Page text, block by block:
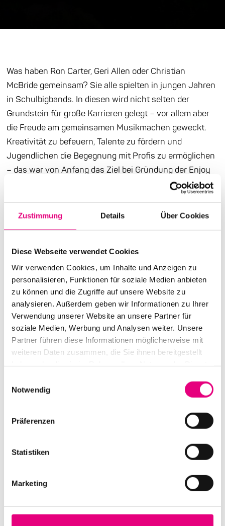
Zustimmung Details Über Cookies
Diese Webseite verwendet Cookies
Wir verwenden Cookies, um Inhalte und Anzeigen zu
personalisieren, Funktionen für soziale Medien anbieten
zu können und die Zugriffe auf unsere Website zu
analysieren. Außerdem geben wir Informationen zu Ihrer
Verwendung unserer Website an unsere Partner für
soziale Medien, Werbung und Analysen weiter. Unsere
Partner führen diese Informationen möglicherweise mit
weiteren Daten zusammen, die Sie ihnen bereitgestellt
Notwendig
Präferenzen
Statistiken
Marketing
Was haben Ron Carter, Geri Allen oder Christian
McBride gemeinsam? Sie alle spielten in jungen Jahren
in Schulbigbands. In diesen wird nicht selten der
Grundstein für große Karrieren gelegt – vor allem aber
die Freude am gemeinsamen Musikmachen geweckt.
Kreativität zu befeuern, Talente zu fördern und
Jugendlichen die Begegnung mit Profis zu ermöglichen
– das war von Anfang das Ziel bei Gründung der Enjoy
Jazz Schulbigband. Mit der SAP SE als wichtiger
Mannheim und Ludwigshafen hat sich inzwischen eine
Struktur etabliert, auf die jedes Jahr von Neuem
Zusammensetzung des Ensembles naturgemäß
wechselt, bleibt so doch eine der Qualität zuträgliche
Kontinuität gewahrt – und das Repertoire lässt sich
stetig erweitern, vertiefen, variieren. Das I-Tüpfelchen:
die aus den erarbeiteten Programmen resultierenden
Konzerte. Auch nach 13 Jahren Schulbigband heißt es
also: Keep Swingin‘!